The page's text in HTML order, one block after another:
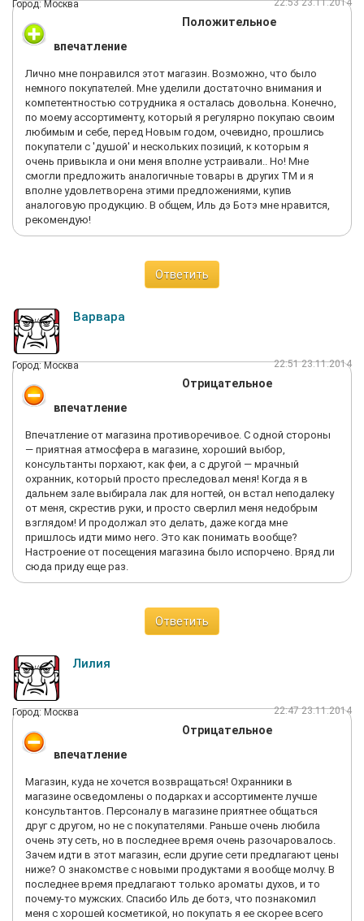
Город: Москва 22:53 23.11.2014
Положительное
впечатление
Лично мне понравился этот магазин. Возможно, что было
немного покупателей. Мне уделили достаточно внимания и
компетентностью сотрудника я осталась довольна. Конечно,
по моему ассортименту, который я регулярно покупаю своим
любимым и себе, перед Новым годом, очевидно, прошлись
покупатели с 'душой' и нескольких позиций, к которым я
очень привыкла и они меня вполне устраивали.. Но! Мне
смогли предложить аналогичные товары в других ТМ и я
вполне удовлетворена этими предложениями, купив
аналоговую продукцию. В общем, Иль дэ Ботэ мне нравится,
рекомендую!
Ответить
Варвара
Город: Москва 22:51 23.11.2014
Отрицательное
впечатление
Впечатление от магазина противоречивое. С одной стороны
— приятная атмосфера в магазине, хороший выбор,
консультанты порхают, как феи, а с другой — мрачный
охранник, который просто преследовал меня! Когда я в
дальнем зале выбирала лак для ногтей, он встал неподалеку
от меня, скрестив руки, и просто сверлил меня недобрым
взглядом! И продолжал это делать, даже когда мне
пришлось идти мимо него. Это как понимать вообще?
Настроение от посещения магазина было испорчено. Вряд ли
сюда приду еще раз.
Ответить
Лилия
Город: Москва 22:47 23.11.2014
Отрицательное
впечатление
Магазин, куда не хочется возвращаться! Охранники в
магазине осведомлены о подарках и ассортименте лучше
консультантов. Персоналу в магазине приятнее общаться
друг с другом, но не с покупателями. Раньше очень любила
очень эту сеть, но в последнее время очень разочаровалось.
Зачем идти в этот магазин, если другие сети предлагают цены
ниже? О знакомстве с новыми продуктами я вообще молчу. В
последнее время предлагают только ароматы духов, и то
почему-то мужских. Спасибо Иль де ботэ, что познакомил
меня с хорошей косметикой, но покупать я ее скорее всего